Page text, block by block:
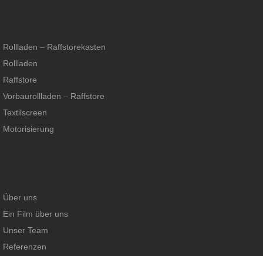
Rollladen – Raffstorekasten
Rollladen
Raffstore
Vorbaurollladen – Raffstore
Textilscreen
Motorisierung
Über uns
Ein Film über uns
Unser Team
Referenzen